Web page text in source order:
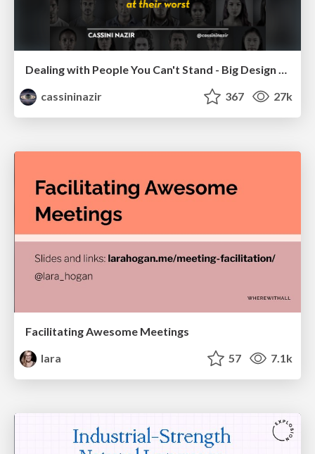
cassininazir
367 27k
Facilitating Awesome Meetings
lara
57 7.1k